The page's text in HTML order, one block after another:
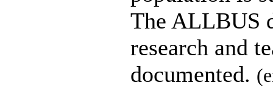
The ALLBUS
research and
documented.